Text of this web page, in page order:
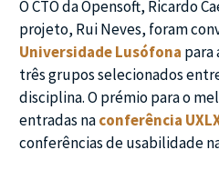
O CTO da Opensoft, Ricardo
projeto, Rui Neves, foram
Universidade Lusófona para
três grupos selecionados
disciplina. O prémio para o
entradas naconferência
conferências de usabilidade